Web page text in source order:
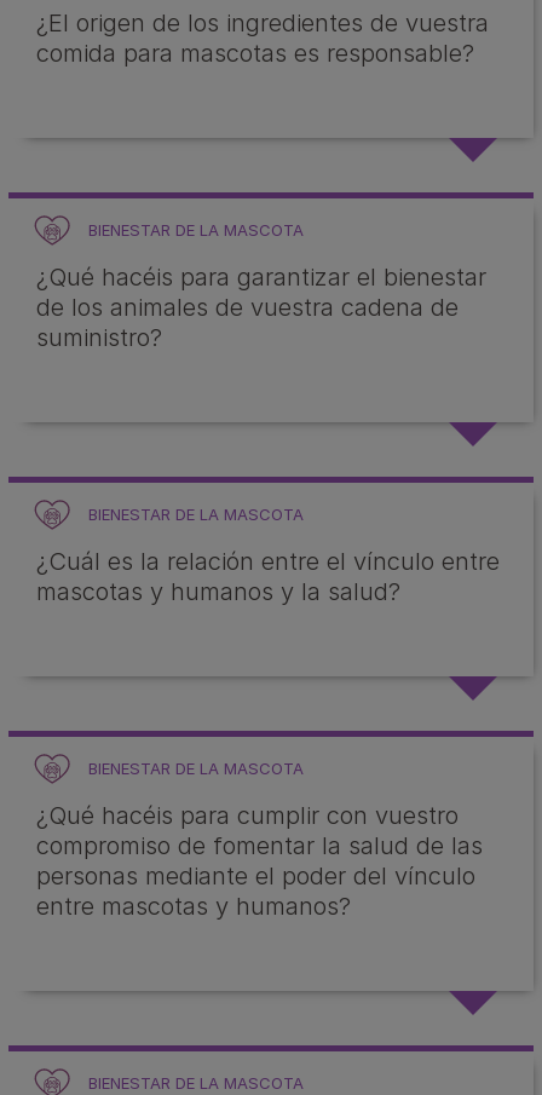
¿El origen de los ingredientes de vuestra
comida para mascotas es responsable?
BIENESTAR DE LA MASCOTA
¿Qué hacéis para garantizar el bienestar
de los animales de vuestra cadena de
suministro?
BIENESTAR DE LA MASCOTA
¿Cuál es la relación entre el vínculo entre
mascotas y humanos y la salud?
BIENESTAR DE LA MASCOTA
¿Qué hacéis para cumplir con vuestro
compromiso de fomentar la salud de las
personas mediante el poder del vínculo
entre mascotas y humanos?
BIENESTAR DE LA MASCOTA